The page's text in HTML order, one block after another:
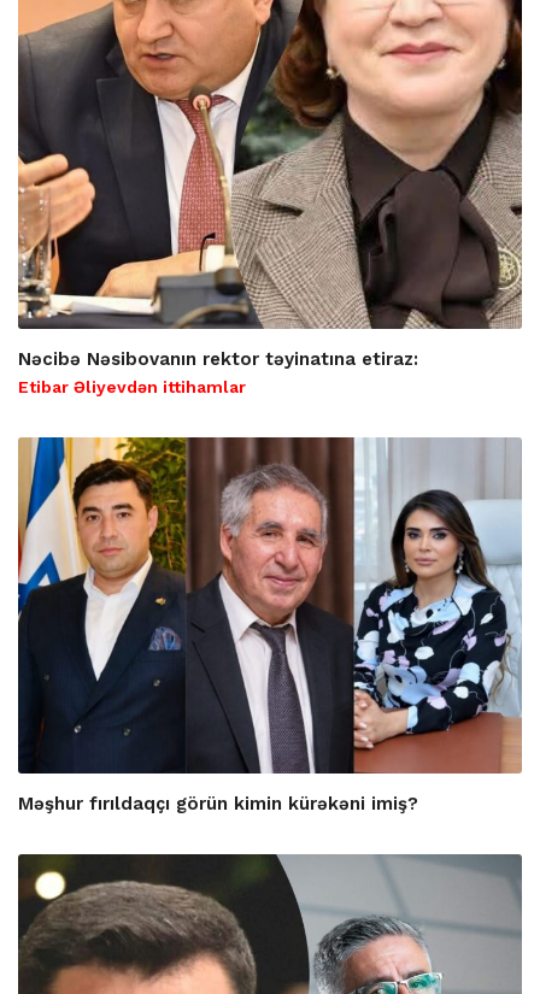
Nəcibə Nəsibovanın rektor təyinatına etiraz:
Etibar Əliyevdən ittihamlar
Məşhur fırıldaqçı görün kimin kürəkəni imiş?